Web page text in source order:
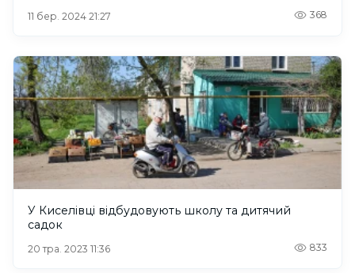
11 бер. 2024 21:27 368
У Киселівці відбудовують школу та дитячий
садок
20 тра. 2023 11:36 833